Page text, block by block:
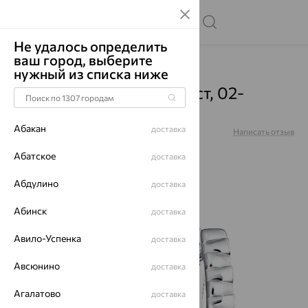
Главная Каталог Серьги Аметист
Серьги, серебро, аметист, 02-
5695/00АМ-00
Артикул: Написать отзыв
Не удалось определить
ваш город, выберите
нужный из списка ниже
Абакан доставка
Абатское доставка
Абдулино доставка
Абинск доставка
Авило-Успенка доставка
Авсюнино доставка
Агалатово доставка